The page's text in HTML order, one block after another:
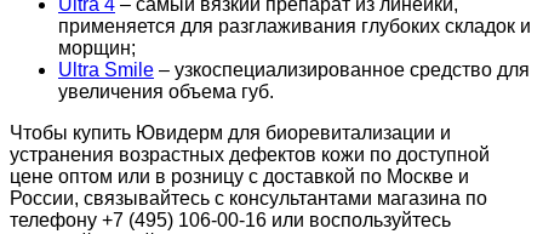
применяется для разглаживания глубоких складок и
морщин;
Ultra Smile – узкоспециализированное средство для
увеличения объема губ.
Чтобы купить Ювидерм для биоревитализации и
устранения возрастных дефектов кожи по доступной
цене оптом или в розницу с доставкой по Москве и
России, связывайтесь с консультантами магазина по
телефону +7 (495) 106-00-16 или воспользуйтесь